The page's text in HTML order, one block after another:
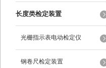
长度类检定装置
光栅指示表电动检定仪
钢卷尺检定装置